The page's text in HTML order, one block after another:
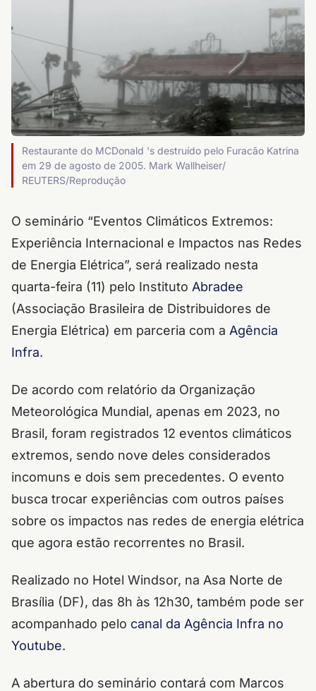
Restaurante do MCDonald 's destruído pelo Furacão Katrina
em 29 de agosto de 2005. Mark Wallheiser/
REUTERS/Reprodução
O seminário “Eventos Climáticos Extremos:
Experiência Internacional e Impactos nas Redes
de Energia Elétrica”, será realizado nesta
quarta-feira (11) pelo Instituto Abradee
(Associação Brasileira de Distribuidores de
Energia Elétrica) em parceria com a Agência
Infra.
De acordo com relatório da Organização
Meteorológica Mundial, apenas em 2023, no
Brasil, foram registrados 12 eventos climáticos
extremos, sendo nove deles considerados
incomuns e dois sem precedentes. O evento
busca trocar experiências com outros países
sobre os impactos nas redes de energia elétrica
que agora estão recorrentes no Brasil.
Realizado no Hotel Windsor, na Asa Norte de
Brasília (DF), das 8h às 12h30, também pode ser
acompanhado pelo canal da Agência Infra no
Youtube.
A abertura do seminário contará com Marcos